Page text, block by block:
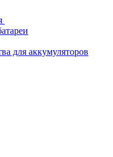
для аккумуляторов